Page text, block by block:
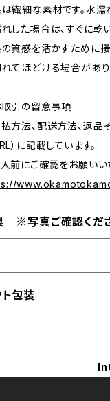
繊細な素材です。水
した場合は、すぐに乾
質感を活かすために接
てほどける場合があり
引の留意事項
方法、配送方法、返品
）に記載しています。
前にご確認をお願いい
※写真ご確認くだ
ト包装